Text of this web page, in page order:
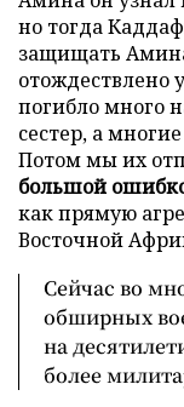
но тогда
защищать
отождествлено
погибло много
сестер, а
Потом мы их
большой
как прямую
Восточной
Сейчас во
обширных
на
более